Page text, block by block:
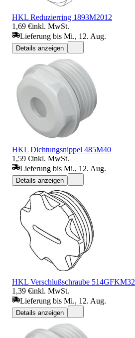
HKL Reduzierring 1893M2012
1,69 €inkl. MwSt.
Lieferung bis Mi., 12. Aug.
Details anzeigen
HKL Dichtungsnippel 485M40
1,59 €inkl. MwSt.
Lieferung bis Mi., 12. Aug.
Details anzeigen
HKL Verschlußschraube 514GFKM32
1,39 €inkl. MwSt.
Lieferung bis Mi., 12. Aug.
Details anzeigen